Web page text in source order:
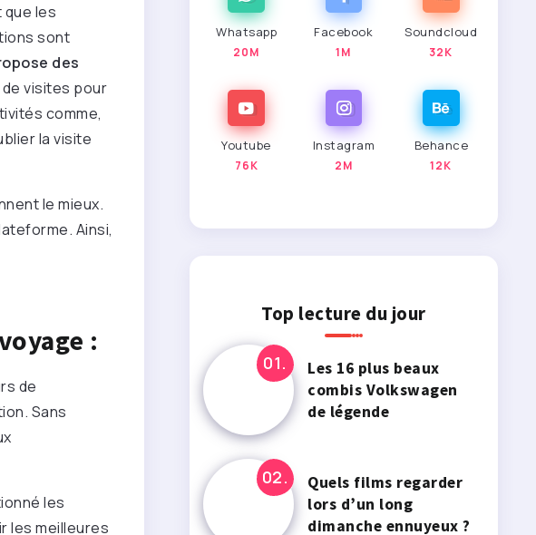
les
sont
des
visites pour
comme,
la visite
le mieux.
Ainsi,
:
de
Sans
les
les meilleures
Whatsapp
20M
Facebook
1M
Soundcloud
32K
Youtube
76K
Instagram
2M
Behance
12K
Top lecture du jour
Les 16 plus beaux
combis Volkswagen
de légende
Quels films regarder
lors d’un long
dimanche ennuyeux ?